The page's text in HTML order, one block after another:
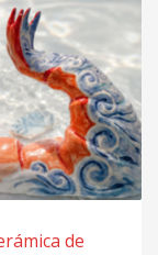
de